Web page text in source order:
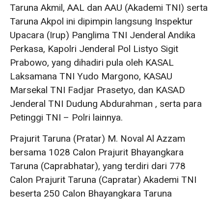
Taruna Akmil, AAL dan AAU (Akademi TNI) serta
Taruna Akpol ini dipimpin langsung Inspektur
Upacara (Irup) Panglima TNI Jenderal Andika
Perkasa, Kapolri Jenderal Pol Listyo Sigit
Prabowo, yang dihadiri pula oleh KASAL
Laksamana TNI Yudo Margono, KASAU
Marsekal TNI Fadjar Prasetyo, dan KASAD
Jenderal TNI Dudung Abdurahman , serta para
Petinggi TNI – Polri lainnya.
Prajurit Taruna (Pratar) M. Noval Al Azzam
bersama 1028 Calon Prajurit Bhayangkara
Taruna (Caprabhatar), yang terdiri dari 778
Calon Prajurit Taruna (Capratar) Akademi TNI
beserta 250 Calon Bhayangkara Taruna